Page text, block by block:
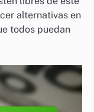
alternativas en
todos puedan